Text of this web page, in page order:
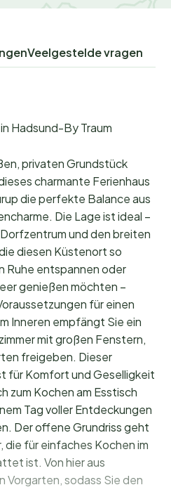
Veelgestelde vragen
Hadsund-By Traum
privaten Grundstück
charmante Ferienhaus
die perfekte Balance aus
Die Lage ist ideal –
und den breiten
diesen Küstenort so
Ruhe entspannen oder
genießen möchten –
für einen
Inneren empfängt Sie ein
mit großen Fenstern,
freigeben. Dieser
für Komfort und Geselligkeit
zum Kochen am Esstisch
Tag voller Entdeckungen
Der offene Grundriss geht
die für einfaches Kochen im
ist. Von hier aus
Vorgarten, sodass Sie den